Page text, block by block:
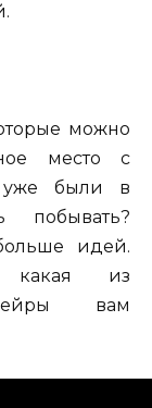
можно
место с
уже были в
побывать?
идей.
какая из
вам